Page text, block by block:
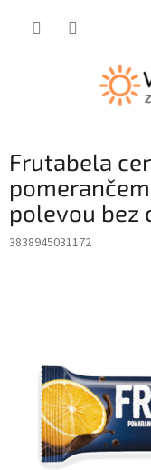
Frutabela
polevou bez
3838945031172